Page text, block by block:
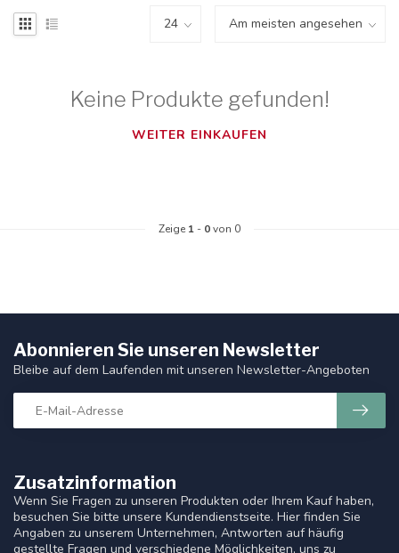
Keine Produkte gefunden!
WEITER EINKAUFEN
Zeige 1 - 0von 0
Zusatzinformation
Wenn Sie Fragen zu unseren Produkten oder Ihrem Kauf haben,
besuchen Sie bitte unsere Kundendienstseite. Hier finden Sie
Angaben zu unserem Unternehmen, Antworten auf häufig
gestellte Fragen und verschiedene Möglichkeiten, uns zu
Abonnieren Sie unseren Newsletter
Bleibe auf dem Laufenden mit unseren Newsletter-Angeboten